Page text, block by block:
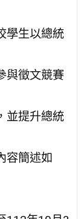
學生以總統
與徵文競賽
並提升總統
容簡述如